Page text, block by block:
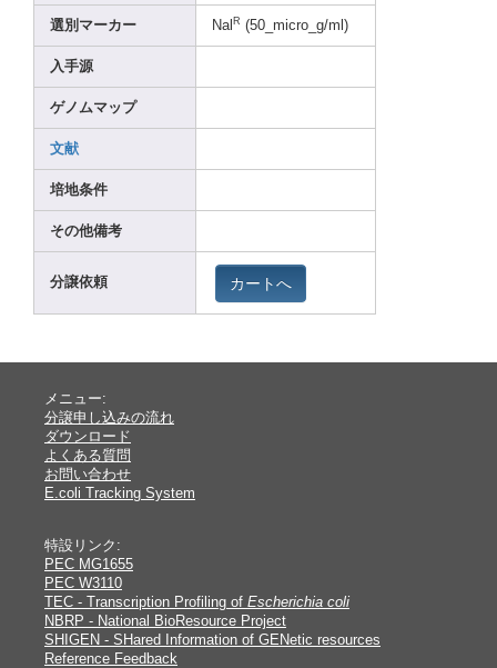
選別マーカー NalR (50_micro_ g/ml)
入手源
ゲノムマップ
文献
培地条件
その他備考
分譲依頼 カートへ
メニュー:
分譲申し込みの流れ
ダウンロード
よくある質問
お問い合わせ
E.coli Tracking System
特設リンク:
PEC MG1655
PEC W3110
TEC - Transcription Profiling of Escherichia coli
NBRP - National BioResource Project
SHIGEN - SHared Information of GENetic resources
Reference Feedback